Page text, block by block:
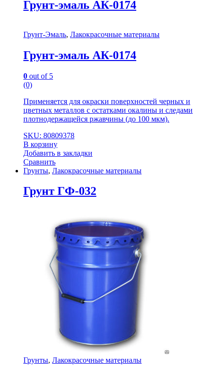
Грунт-эмаль АК-0174
Грунт-Эмаль, Лакокрасочные материалы
Грунт-эмаль АК-0174
0 out of 5
(0)
Применяется для окраски поверхностей черных и
цветных металлов с остатками окалины и следами
плотнодержащейся ржавчины (до 100 мкм).
SKU: 80809378
В корзину
Добавить в закладки
Сравнить
Грунты, Лакокрасочные материалы
Грунт ГФ-032
Грунты, Лакокрасочные материалы